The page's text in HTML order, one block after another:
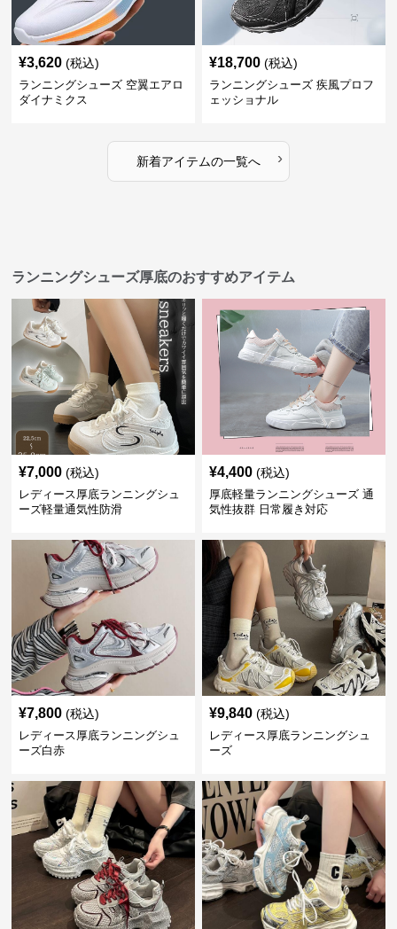
¥3,620 (税込)
ランニングシューズ 空翼エアロ
ダイナミクス
¥18,700 (税込)
ランニングシューズ 疾風プロフ
ェッショナル
新着アイテムの一覧へ ›
ランニングシューズ厚底のおすすめアイテム
¥7,000 (税込)
レディース厚底ランニングシュ
ーズ軽量通気性防滑
¥4,400 (税込)
厚底軽量ランニングシューズ 通
気性抜群 日常履き対応
¥7,800 (税込)
レディース厚底ランニングシュ
ーズ白赤
¥9,840 (税込)
レディース厚底ランニングシュ
ーズ